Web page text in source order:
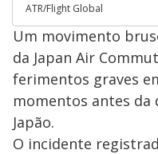
ATR/Flight Global
Um movimento
da Japan Air
ferimentos graves
momentos antes da
Japão.
O incidente